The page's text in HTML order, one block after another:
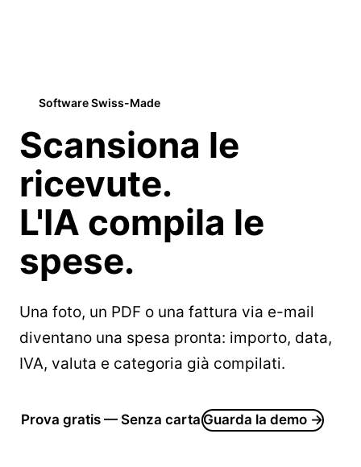
Software Swiss-Made
Scansiona le
ricevute.
L'IA compila le
spese.
Una foto, un PDF o una fattura via e-mail
diventano una spesa pronta: importo, data,
IVA, valuta e categoria già compilati.
Prova gratis — Senza cartaGuarda la demo →